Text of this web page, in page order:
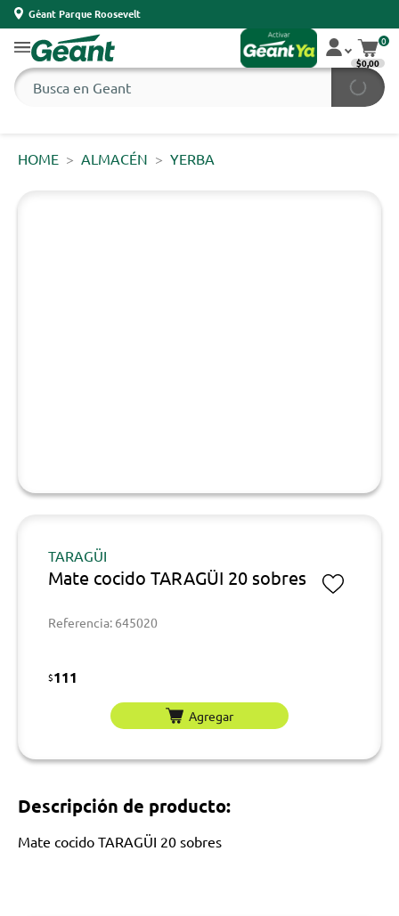
Géant Parque Roosevelt
0
$0,00
HOME ALMACÉN YERBA
TARAGÜI
Mate cocido TARAGÜI 20 sobres
Referencia: 645020
$111
Agregar
Descripción de producto:
Mate cocido TARAGÜI 20 sobres